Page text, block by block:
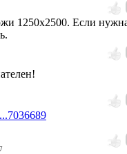
1250х2500. Если